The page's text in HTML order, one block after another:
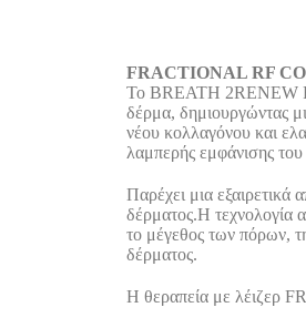
FRACTIONAL RF
Το BREATH 2RENEW
δέρμα, δημιουργώντας
νέου κολλαγόνου και
λαμπερής εμφάνισης
Παρέχει μια εξαιρετικά
δέρματος.Η τεχνολογία
το μέγεθος των πόρων,
δέρματος.
Η θεραπεία με λέιζερ